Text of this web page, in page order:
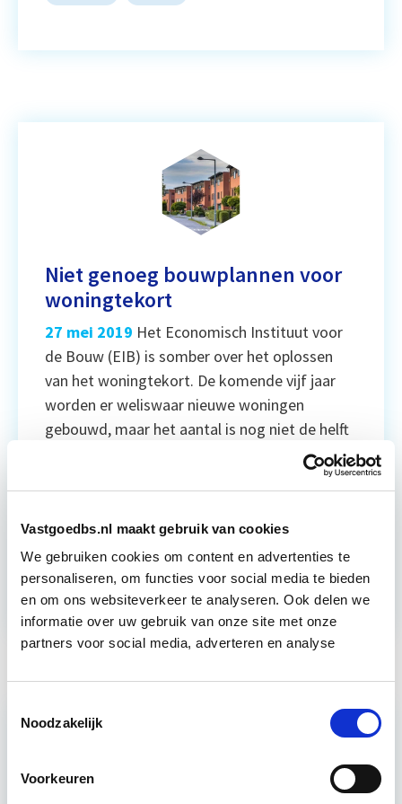
Vastgoedbs.nl maakt gebruik van cookies
We gebruiken cookies om content en advertenties te
personaliseren, om functies voor social media te bieden
en om ons websiteverkeer te analyseren. Ook delen we
informatie over uw gebruik van onze site met onze
partners voor social media, adverteren en analyse
Noodzakelijk
Voorkeuren
Niet genoeg bouwplannen voor
woningtekort
27 mei 2019 Het Economisch Instituut voor
de Bouw (EIB) is somber over het oplossen
van het woningtekort. De komende vijf jaar
worden er weliswaar nieuwe woningen
gebouwd, maar het aantal is nog niet de helft
van wat er nodig is om de woningnood
wezenlijk op te lossen. Volgens de Nationale
nieuwe woningen […]
Lees verder
Ontwikkeling Vastgoedmarkt Wonen